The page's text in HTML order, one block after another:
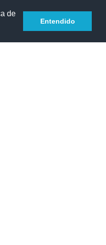
de
Entendido
Deutsch ‎(de)‎